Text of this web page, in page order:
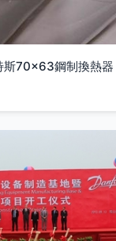
斯70×63鋼制換熱器